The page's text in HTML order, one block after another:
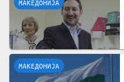
МАКЕДОНИЈА
МАКЕДОНИЈА